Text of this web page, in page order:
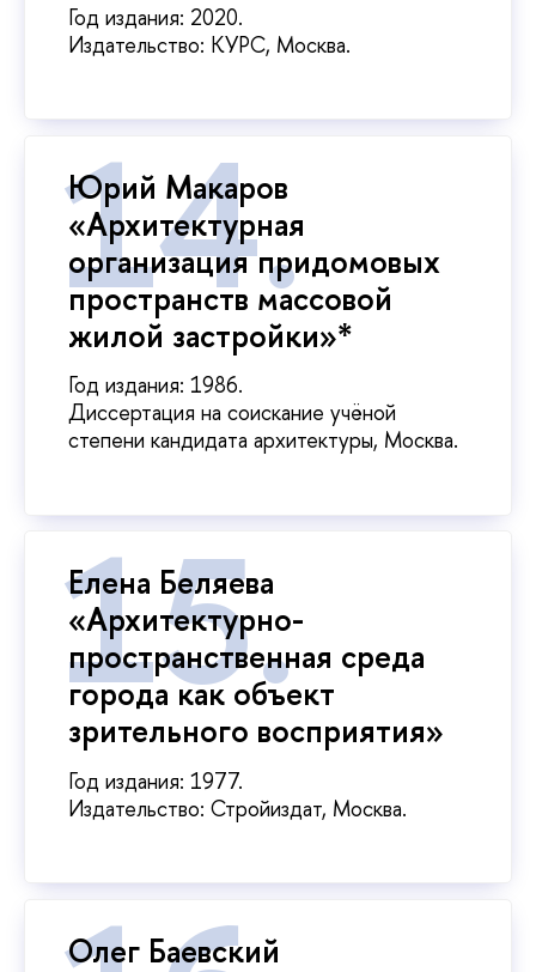
Год издания: 2020.
Издательство: КУРС, Москва.
Юрий Макаров
«Архитектурная
организация придомовых
пространств массовой
жилой застройки»*
Год издания: 1986.
Диссертация на соискание учёной
степени кандидата архитектуры, Москва.
Елена Беляева
«Архитектурно-
пространственная среда
города как объект
зрительного восприятия»
Год издания: 1977.
Издательство: Стройиздат, Москва.
Олег Баевский